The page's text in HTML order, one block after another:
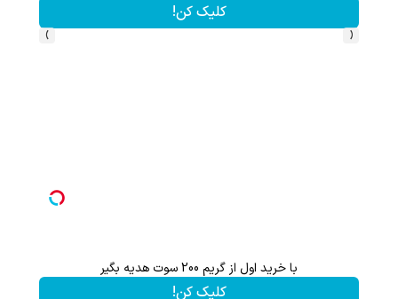
کلیک کن!
‹
›
با خرید اول از گریم 200 سوت هدیه بگیر
کلیک کن!